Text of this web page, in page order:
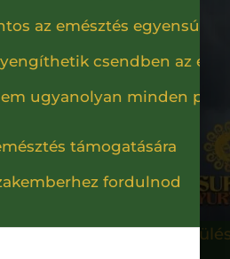
avatarja,
az emésztés egyensúlya
csendben az
ugyanolyan minden
támogatására
fordulnod